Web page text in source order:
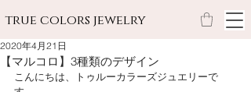
true colors jewelry
【マルコロ】3種類のデザイン
2020年4月21日
こんにちは、トゥルーカラーズジュエリーで